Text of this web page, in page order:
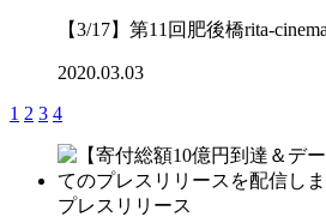
【3/17】第11回肥後橋rita-
2020.03.03
1 2 3 4
プレスリリース